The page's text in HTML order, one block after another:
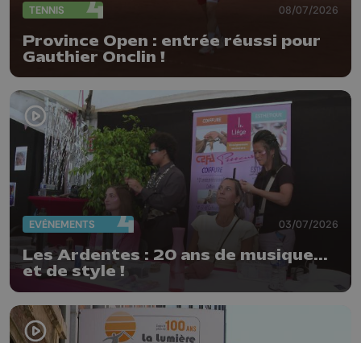
TENNIS 08/07/2026
Province Open : entrée réussi pour
Gauthier Onclin !
EVÈNEMENTS 03/07/2026
Les Ardentes : 20 ans de musique...
et de style !